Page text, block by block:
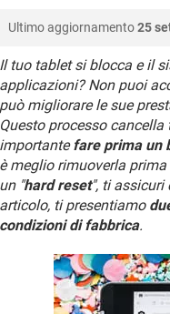
Ultimo aggiornamento25
Il tuo tablet si blocca e il
applicazioni? Non puoi
può migliorare le sue
Questo processo
importantefare prima un
è meglio rimuoverla
un "hard reset", ti assicuri
articolo, ti presentiamo
condizioni di fabbrica.